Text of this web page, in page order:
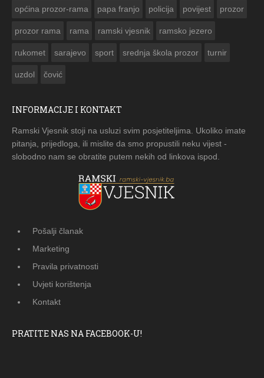
općina prozor-rama papa franjo policija povijest prozor
prozor rama rama ramski vjesnik ramsko jezero
rukomet sarajevo sport srednja škola prozor turnir
uzdol čović
INFORMACIJE I KONTAKT
Ramski Vjesnik stoji na usluzi svim posjetiteljima. Ukoliko imate
pitanja, prijedloga, ili mislite da smo propustili neku vijest -
slobodno nam se obratite putem nekih od linkova ispod.
Pošalji članak
Marketing
Pravila privatnosti
Uvjeti korištenja
Kontakt
PRATITE NAS NA FACEBOOK-U!